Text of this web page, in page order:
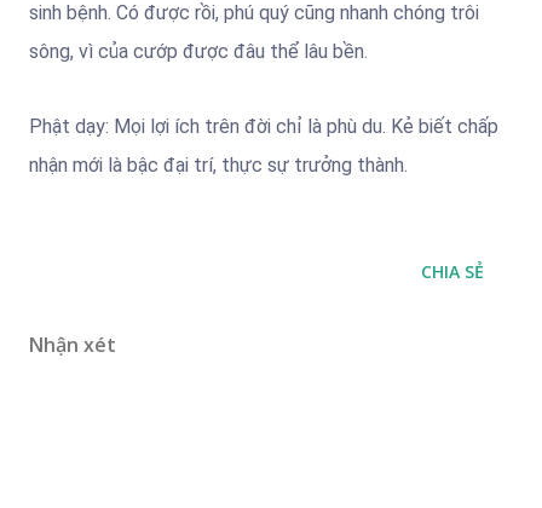
sinh bệnh. Có được rồi, phú quý cũng nhanh chóng trôi
sông, vì của cướp được đâu thể lâu bền.
Phật dạy: Mọi lợi ích trên đời chỉ là phù du. Kẻ biết chấp
nhận mới là bậc đại trí, thực sự trưởng thành.
CHIA SẺ
Nhận xét